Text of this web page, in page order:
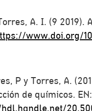
A. I. (9
www.doi.org/
P y Torres, A.
de químicos.